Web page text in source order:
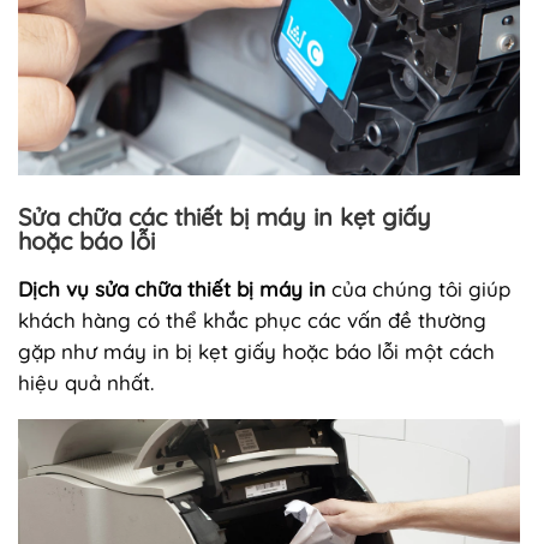
Sửa chữa các thiết bị máy in kẹt giấy
hoặc báo lỗi
Dịch vụ sửa chữa thiết bị máy in của chúng tôi giúp
khách hàng có thể khắc phục các vấn đề thường
gặp như máy in bị kẹt giấy hoặc báo lỗi một cách
hiệu quả nhất.